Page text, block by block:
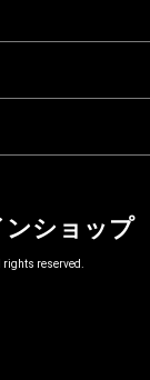
ショップ
reserved.